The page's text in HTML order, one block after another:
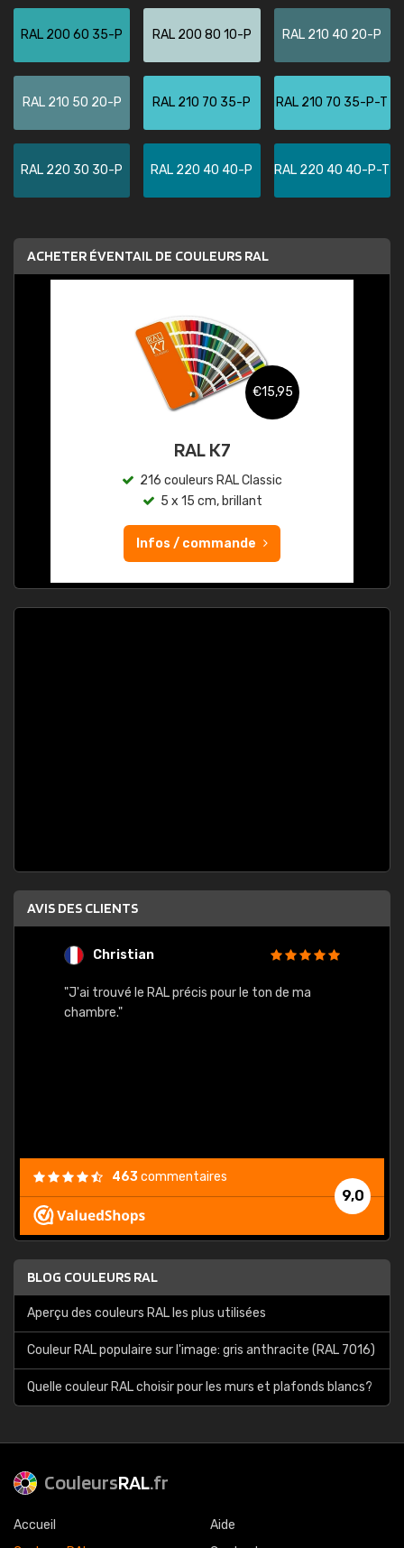
RAL 200 60 35-P RAL 200 80 10-P RAL 210 40 20-P
RAL 210 50 20-P RAL 210 70 35-P RAL 210 70 35-P-T
RAL 220 30 30-P RAL 220 40 40-P RAL 220 40 40-P-T
ACHETER ÉVENTAIL DE COULEURS RAL
€15,95
RAL K7
216 couleurs RAL Classic
5 x 15 cm, brillant
Infos / commande
AVIS DES CLIENTS
Christian
"J'ai trouvé le RAL précis pour le ton de ma
chambre."
9,0
463commentaires
BLOG COULEURS RAL
Aperçu des couleurs RAL les plus utilisées
Couleur RAL populaire sur l'image: gris anthracite (RAL 7016)
Quelle couleur RAL choisir pour les murs et plafonds blancs?
CouleursRAL.fr
Accueil
Aide